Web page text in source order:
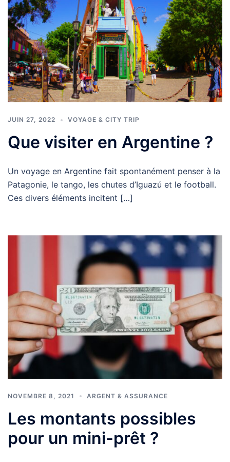
JUIN 27, 2022 VOYAGE & CITY TRIP
Que visiter en Argentine ?
Un voyage en Argentine fait spontanément penser à la
Patagonie, le tango, les chutes d’Iguazú et le football.
Ces divers éléments incitent […]
NOVEMBRE 8, 2021 ARGENT & ASSURANCE
Les montants possibles
pour un mini-prêt ?